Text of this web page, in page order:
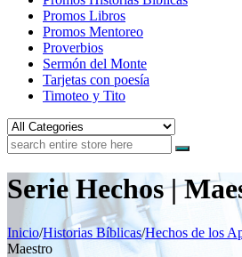
Promos Libros
Promos Mentoreo
Proverbios
Sermón del Monte
Tarjetas con poesía
Timoteo y Tito
Serie Hechos |
Inicio/Historias Bíblicas/Hechos de los
Maestro